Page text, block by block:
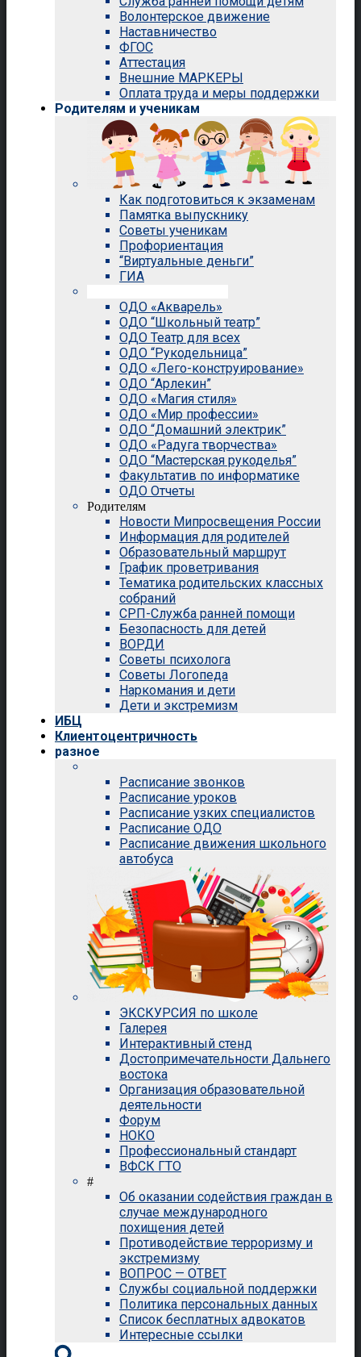
Волонтерское движение
Наставничество
ФГОС
Аттестация
Внешние МАРКЕРЫ
Оплата труда и меры поддержки
Родителям и ученикам
Как подготовиться к экзаменам
Памятка выпускнику
Советы ученикам
Профориентация
“Виртуальные деньги”
ГИА
ОДО «Акварель»
ОДО “Школьный театр”
ОДО Театр для всех
ОДО “Рукодельница”
ОДО «Лего-конструирование»
ОДО “Арлекин”
ОДО «Магия стиля»
ОДО «Мир профессии»
ОДО “Домашний электрик”
ОДО «Радуга творчества»
ОДО “Мастерская рукоделья”
Факультатив по информатике
ОДО Отчеты
Родителям
Новости Мипросвещения России
Информация для родителей
Образовательный маршрут
График проветривания
Тематика родительских классных
собраний
СРП-Служба ранней помощи
Безопасность для детей
ВОРДИ
Советы психолога
Советы Логопеда
Наркомания и дети
Дети и экстремизм
ИБЦ
Клиентоцентричность
разное
Расписание звонков
Расписание уроков
Расписание узких специалистов
Расписание ОДО
Расписание движения школьного
автобуса
ЭКСКУРСИЯ по школе
Галерея
Интерактивный стенд
Достопримечательности Дальнего
востока
Организация образовательной
деятельности
Форум
НОКО
Профессиональный стандарт
ВФСК ГТО
#
Об оказании содействия граждан в
случае международного
похищения детей
Противодействие терроризму и
экстремизму
ВОПРОС — ОТВЕТ
Службы социальной поддержки
Политика персональных данных
Список бесплатных адвокатов
Интересные ссылки